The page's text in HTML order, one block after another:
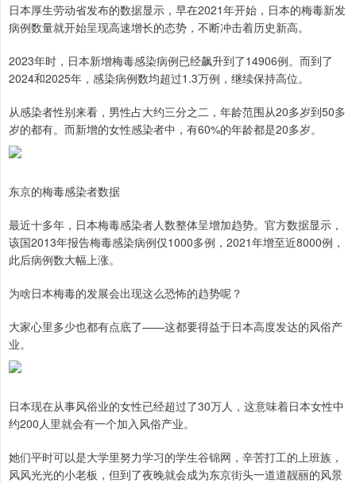
日本厚生劳动省发布的数据显示，早在2021年开始，日本的梅毒新发
病例数量就开始呈现高速增长的态势，不断冲击着历史新高。
2023年时，日本新增梅毒感染病例已经飙升到了14906例。而到了
2024和2025年，感染病例数均超过1.3万例，继续保持高位。
从感染者性别来看，男性占大约三分之二，年龄范围从20多岁到50多
岁的都有。而新增的女性感染者中，有60%的年龄都是20多岁。
东京的梅毒感染者数据
最近十多年，日本梅毒感染者人数整体呈增加趋势。官方数据显示，
该国2013年报告梅毒感染病例仅1000多例，2021年增至近8000例，
此后病例数大幅上涨。
为啥日本梅毒的发展会出现这么恐怖的趋势呢？
大家心里多少也都有点底了——这都要得益于日本高度发达的风俗产
业。
日本现在从事风俗业的女性已经超过了30万人，这意味着日本女性中
约200人里就会有一个加入风俗产业。
她们平时可以是大学里努力学习的学生谷锦网，辛苦打工的上班族，
风风光光的小老板，但到了夜晚就会成为东京街头一道道靓丽的风景